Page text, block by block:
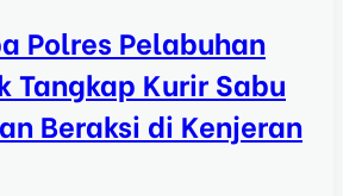
Polres Pelabuhan
Tangkap Kurir Sabu
Beraksi di Kenjeran